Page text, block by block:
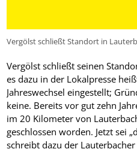
Vergölst schließt Standort in
Vergölst schließt seinen
es dazu in der Lokalpresse
Jahreswechsel eingestellt;
keine. Bereits vor gut zehn
im 20 Kilometer von
geschlossen worden. Jetzt sei
schreibt dazu der Lauterbacher